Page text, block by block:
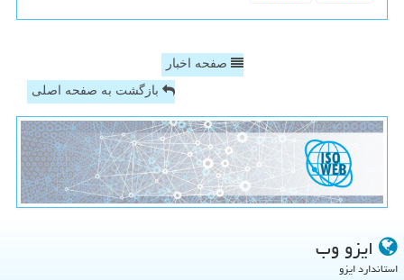
صفحه اخبار
بازگشت به صفحه اصلی
ایزو وب
استاندارد ایزو